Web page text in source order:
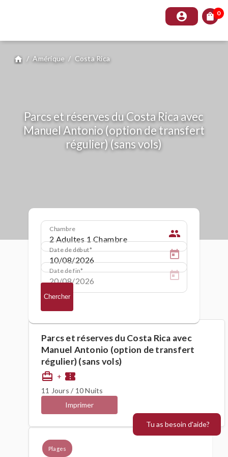
account_circle shopping_bag 0
home / Amérique / Costa Rica
Parcs et réserves du Costa Rica avec
Manuel Antonio (option de transfert
régulier) (sans vols)
Chambre people
Date de début
Date de fin
Chercher
Plages
Parcs et réserves du Costa Rica avec
Manuel Antonio (option de transfert
régulier) (sans vols)
card_travel + confirmation_number
11 Jours / 10 Nuits
Imprimer
Tu as besoin d'aide?